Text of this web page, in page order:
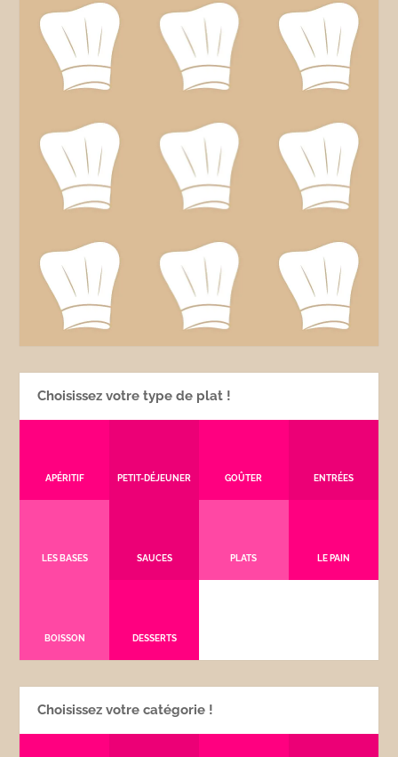
Choisissez votre type de plat !
APÉRITIF PETIT-DÉJEUNER GOÛTER ENTRÉES
LES BASES SAUCES PLATS LE PAIN
BOISSON DESSERTS
Choisissez votre catégorie !